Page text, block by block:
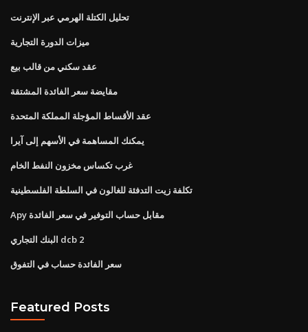
تحليل الكتلة الهرمي عبر الإنترنت
ميزات الدورة التجارية
عقد سكني من قالب بيع
مقايضة سعر الفائدة المشتقة
عقد الأقساط المؤجلة المملكة المتحدة
يمكنك المساهمة في الأسهم إلى آيرا
غرب تكساس مخزون النفط الخام
تكلفة زيت التدفئة للغالون في السلطة الفلسطينية
Apy مقابل حساب التوفير في سعر الفائدة
البنك التجاري dcb 2
سعر الفائدة حساب في التفوق
Featured Posts